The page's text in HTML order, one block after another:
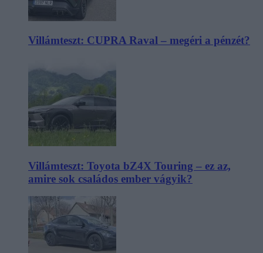
Villámteszt: CUPRA Raval – megéri a pénzét?
Villámteszt: Toyota bZ4X Touring – ez az,
amire sok családos ember vágyik?